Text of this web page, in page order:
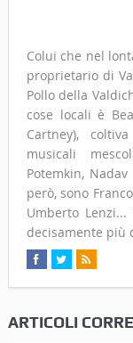
Colui che nel
proprietario di
Pollo della
cose locali è
Cartney),
musicali
Potemkin,
però, sono
Umberto
decisamente più
ARTICOLI